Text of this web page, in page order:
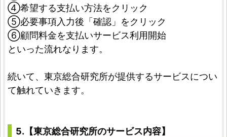
④希望する支払い方法をクリック
⑤必要事項入力後「確認」をクリック
⑥顧問料金を支払いサービス利用開始
といった流れなります。
続いて、東京総合研究所が提供するサービスについ
て触れていきます。
5.【東京総合研究所のサービス内容】